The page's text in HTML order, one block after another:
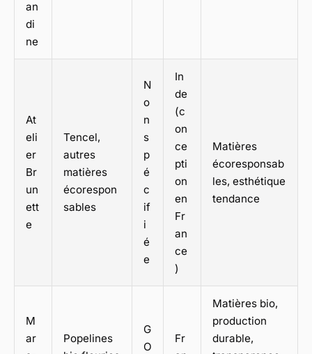
an
di
ne
At
eli
er
Br
un
ett
e
Tencel,
autres
matières
écorespon
sables
N
o
n
s
p
é
c
if
i
é
e
In
de
(c
on
ce
pti
on
en
Fr
an
ce
)
Matières
écoresponsab
les, esthétique
tendance
M
ar
Popelines
G
O
Fr
Matières bio,
production
durable,